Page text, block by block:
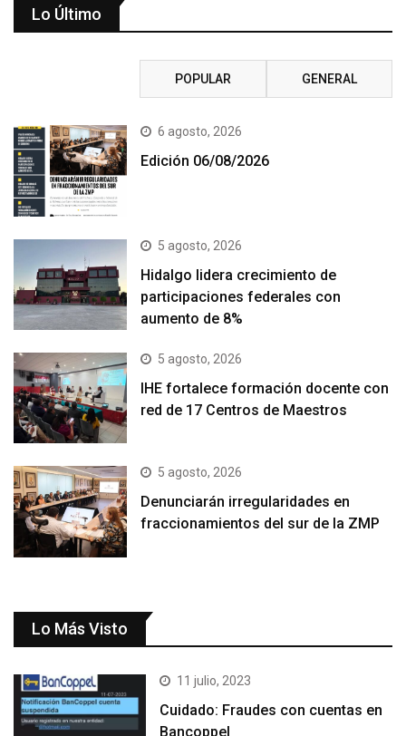
Lo Último
POPULAR GENERAL
6 agosto, 2026
Edición 06/08/2026
5 agosto, 2026
Hidalgo lidera crecimiento de
participaciones federales con
aumento de 8%
5 agosto, 2026
IHE fortalece formación docente con
red de 17 Centros de Maestros
5 agosto, 2026
Denunciarán irregularidades en
fraccionamientos del sur de la ZMP
Lo Más Visto
11 julio, 2023
Cuidado: Fraudes con cuentas en
Bancoppel